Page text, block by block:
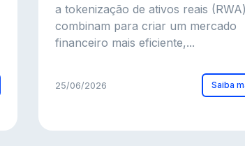
a tokenização de ativos reais
combinam para criar um mercado
financeiro mais eficiente,...
25/06/2026 Saiba